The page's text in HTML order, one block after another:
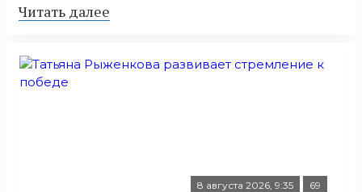
Читать далее
8 августа 2026, 9:35 69